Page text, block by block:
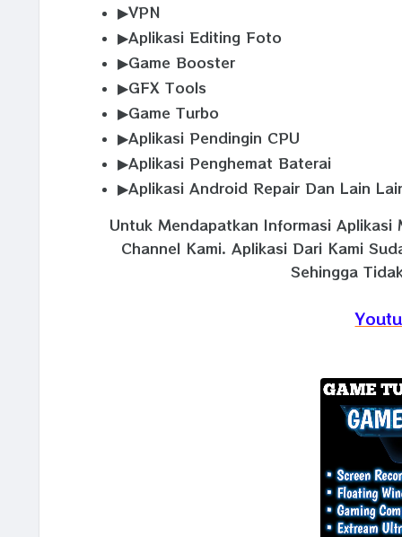
▶VPN
▶Aplikasi Editing Foto
▶Game Booster
▶GFX Tools
▶Game Turbo
▶Aplikasi Pendingin CPU
▶Aplikasi Penghemat Baterai
▶Aplikasi Android Repair Dan Lain
Untuk Mendapatkan Informasi
Channel Kami. Aplikasi Dari Kami
Sehingga